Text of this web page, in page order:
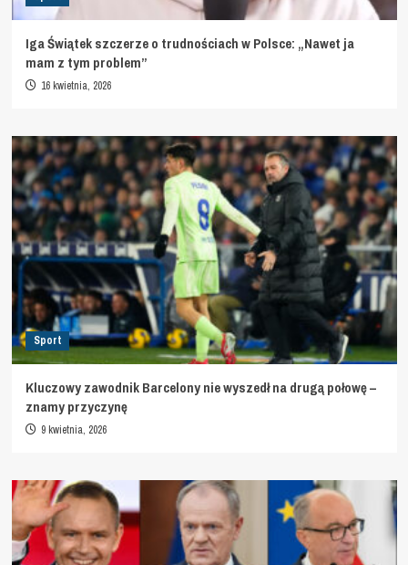
Iga Świątek szczerze o trudnościach w Polsce: „Nawet ja
mam z tym problem”
16 kwietnia, 2026
Sport
Kluczowy zawodnik Barcelony nie wyszedł na drugą połowę –
znamy przyczynę
9 kwietnia, 2026